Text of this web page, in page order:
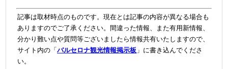
記事は取材時点のものです。現在とは記事の内容が異なる場合も
ありますのでご了承ください。間違った情報、また有用新情報、
分かり難い点や質問等ございましたら情報共有いたしますので、
サイト内の「バルセロナ観光情報掲示板 」に書き込んでくださ
い。